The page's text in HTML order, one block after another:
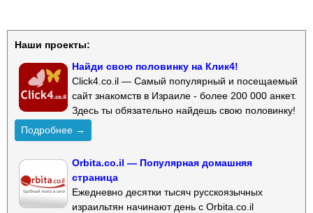
Наши проекты:
Найди свою половинку на Клик4!
Click4.co.il — Самый популярный и посещаемый
сайт знакомств в Израиле - более 200 000 анкет.
Здесь ты обязательно найдешь свою половинку!
Подробнее →
Orbita.co.il — Популярная домашняя
страница
Ежедневно десятки тысяч русскоязычных
израильтян начинают день с Orbita.co.il